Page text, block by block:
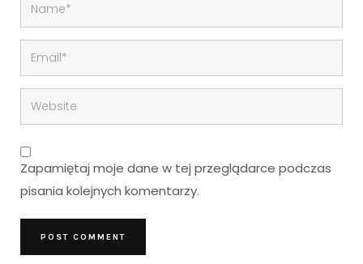
Zapamiętaj moje dane w tej przeglądarce podczas
pisania kolejnych komentarzy.